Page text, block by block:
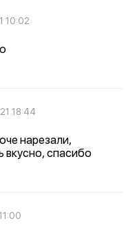
10:02
18:44
нарезали,
вкусно, спасибо